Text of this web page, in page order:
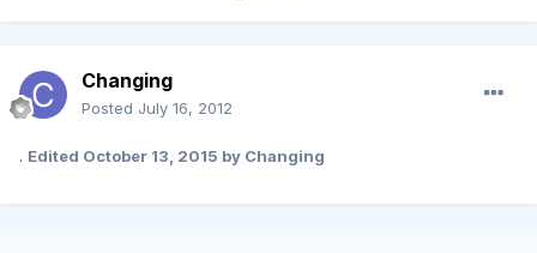
Changing
Posted July 16, 2012
. Edited October 13, 2015 by Changing